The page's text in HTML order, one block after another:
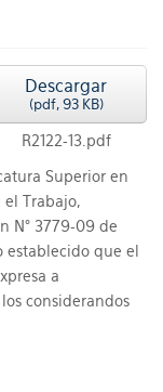
Descargar
(pdf, 93 KB)
R2122-13.pdf
Superior en
Trabajo,
N° 3779-09 de
que el
a
considerandos